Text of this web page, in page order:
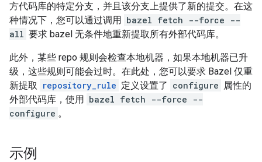
方代码库的特定分支，并且该分支上提供了新的提交。在这
种情况下，您可以通过调用 bazel fetch --force --
all 要求 bazel 无条件地重新提取所有外部代码库。
此外，某些 repo 规则会检查本地机器，如果本地机器已升
级，这些规则可能会过时。在此处，您可以要求 Bazel 仅重
新提取
repository_rule 定义设置了 configure 属性的
外部代码库，使用 bazel fetch --force --
configure 。
示例